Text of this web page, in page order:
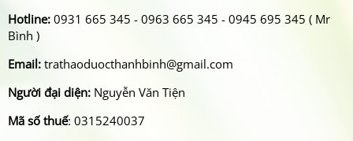
Hotline: 0931 665 345 - 0963 665 345 - 0945 695 345 ( Mr
Bình )
Email: trathaoduocthanhbinh@gmail.com
Người đại diện: Nguyễn Văn Tiện
Mã số thuế: 0315240037